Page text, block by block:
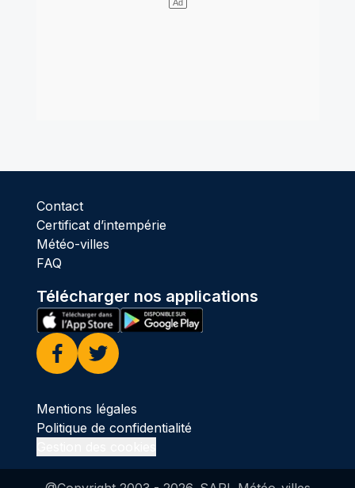
Contact
Certificat d’intempérie
Météo-villes
FAQ
Télécharger nos applications
Facebook
Twitter
Mentions légales
Politique de confidentialité